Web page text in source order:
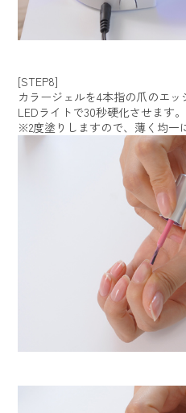
[STEP8]
カラージェルを4本指の爪のエッ
LEDライトで30秒硬化させます。
※2度塗りしますので、薄く均一